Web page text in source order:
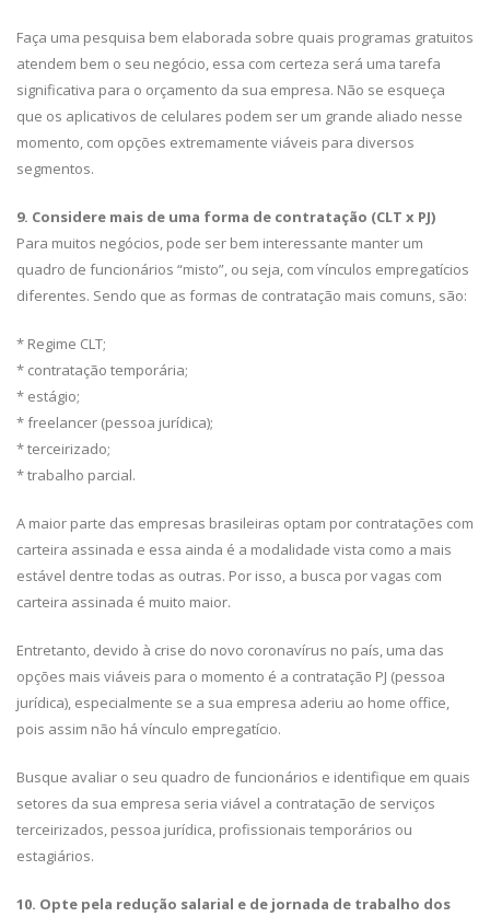
Faça uma pesquisa bem elaborada sobre quais programas gratuitos
atendem bem o seu negócio, essa com certeza será uma tarefa
significativa para o orçamento da sua empresa. Não se esqueça
que os aplicativos de celulares podem ser um grande aliado nesse
momento, com opções extremamente viáveis para diversos
segmentos.
9. Considere mais de uma forma de contratação (CLT x PJ)
Para muitos negócios, pode ser bem interessante manter um
quadro de funcionários “misto”, ou seja, com vínculos empregatícios
diferentes. Sendo que as formas de contratação mais comuns, são:
* Regime CLT;
* contratação temporária;
* estágio;
* freelancer (pessoa jurídica);
* terceirizado;
* trabalho parcial.
A maior parte das empresas brasileiras optam por contratações com
carteira assinada e essa ainda é a modalidade vista como a mais
estável dentre todas as outras. Por isso, a busca por vagas com
carteira assinada é muito maior.
Entretanto, devido à crise do novo coronavírus no país, uma das
opções mais viáveis para o momento é a contratação PJ (pessoa
jurídica), especialmente se a sua empresa aderiu ao home office,
pois assim não há vínculo empregatício.
Busque avaliar o seu quadro de funcionários e identifique em quais
setores da sua empresa seria viável a contratação de serviços
terceirizados, pessoa jurídica, profissionais temporários ou
estagiários.
10. Opte pela redução salarial e de jornada de trabalho dos